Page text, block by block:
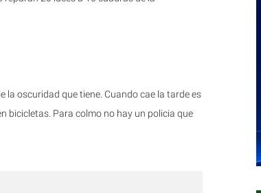
la oscuridad que tiene. Cuando cae la tarde es
bicicletas. Para colmo no hay un policia que